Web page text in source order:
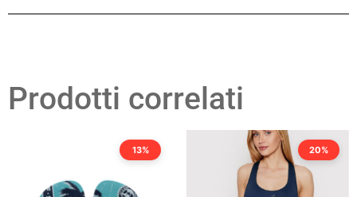
Prodotti correlati
13% 20%